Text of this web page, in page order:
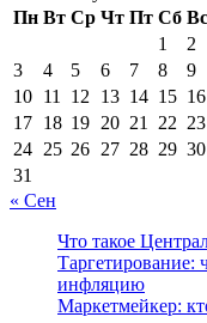
Пн Вт Ср Чт Пт Сб Вс
1
2
3
4 5 6 7 8
9
10 11 12 13 14 15 16
17 18 19 20 21 22 23
24 25 26 27 28 29 30
31
« Сен
Что такое
Таргетирование:
инфляцию
Маркетмейкер: